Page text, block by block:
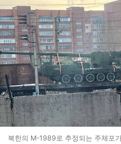
북한의 M-1989로 추정되는 주체포